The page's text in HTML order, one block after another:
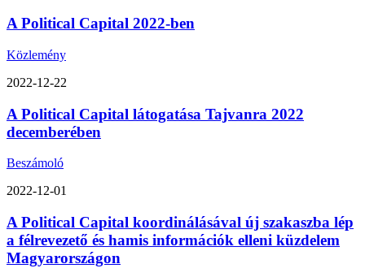
A Political Capital 2022-ben
Közlemény
2022-12-22
A Political Capital látogatása Tajvanra 2022
decemberében
Beszámoló
2022-12-01
A Political Capital koordinálásával új szakaszba lép
a félrevezető és hamis információk elleni küzdelem
Magyarországon